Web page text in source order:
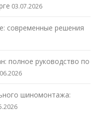
03.07.2026
современные решения
полное руководство по
шиномонтажа: